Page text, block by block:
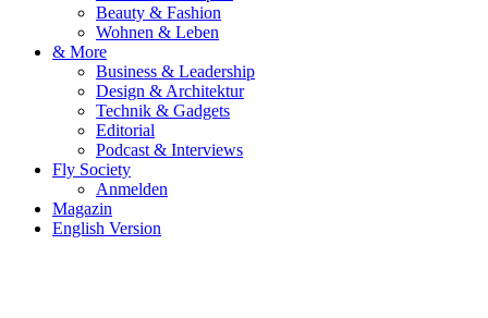
Beauty & Fashion
Wohnen & Leben
& More
Business & Leadership
Design & Architektur
Technik & Gadgets
Editorial
Podcast & Interviews
Fly Society
Anmelden
Magazin
English Version